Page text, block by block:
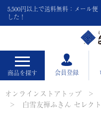
5,500円以上で送料無料：メール
した！
商品を探す 会員登録
オンラインストアトップ
白雪友禅ふきん セレク